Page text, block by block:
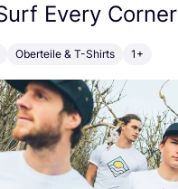
Every Corner
Oberteile & T-Shirts 1+